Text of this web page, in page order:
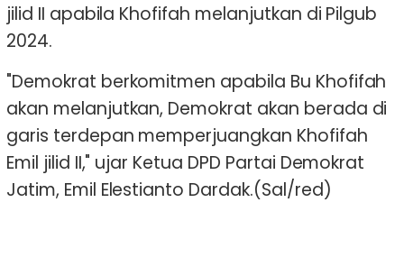
jilid II apabila Khofifah melanjutkan di Pilgub
2024.
"Demokrat berkomitmen apabila Bu Khofifah
akan melanjutkan, Demokrat akan berada di
garis terdepan memperjuangkan Khofifah
Emil jilid II," ujar Ketua DPD Partai Demokrat
Jatim, Emil Elestianto Dardak.(Sal/red)